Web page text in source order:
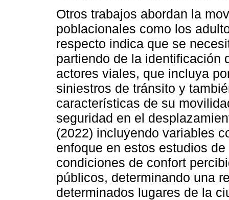
Otros trabajos abordan la
poblacionales como los
respecto indica que se
partiendo de la identificación
actores viales, que incluya
siniestros de tránsito y
características de su
seguridad en el
(2022) incluyendo variables
enfoque en estos estudios
condiciones de confort
públicos, determinando una
determinados lugares de la